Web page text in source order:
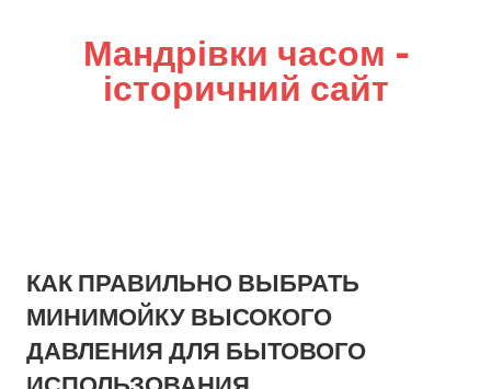
Мандрівки часом –
історичний сайт
КАК ПРАВИЛЬНО ВЫБРАТЬ
МИНИМОЙКУ ВЫСОКОГО
ДАВЛЕНИЯ ДЛЯ БЫТОВОГО